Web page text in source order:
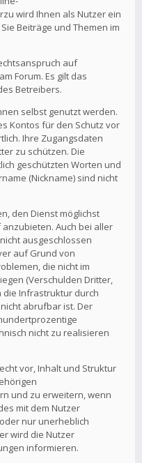
wird Ihnen als Nutzer ein
Beiträge und Themen im
auf
Forum. Es gilt das
Betreibers.
selbst genutzt werden.
Kontos für den Schutz vor
Ihre Zugangsdaten
zu schützen. Die
geschützten Worten und
(Nickname) sind nicht
den Dienst möglichst
Auch bei aller
ausgeschlossen
auf Grund von
die nicht im
(Verschulden Dritter,
die Infrastruktur durch
abrufbar ist. Der
nicht zu realisieren
vor, Inhalt und Struktur
und zu erweitern, wenn
mit dem Nutzer
nur unerheblich
wird die Nutzer
informieren.